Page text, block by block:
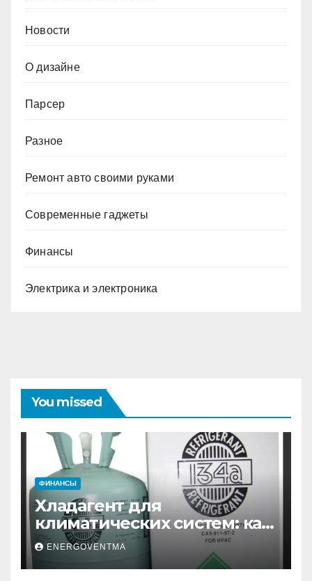
Новости
О дизайне
Парсер
Разное
Ремонт авто своими руками
Современные гаджеты
Финансы
Электрика и электроника
You missed
ФИНАНСЫ
Хладагент для
климатических систем: как
выбрать и купить фреон в
Санкт-Петербурге
ENERGOVENTMA